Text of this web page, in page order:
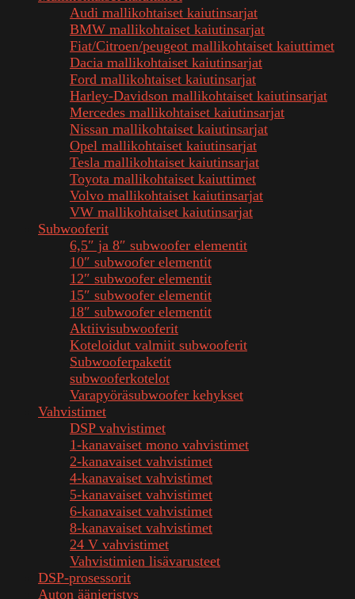
Audi mallikohtaiset kaiutinsarjat
BMW mallikohtaiset kaiutinsarjat
Fiat/Citroen/peugeot mallikohtaiset kaiuttimet
Dacia mallikohtaiset kaiutinsarjat
Ford mallikohtaiset kaiutinsarjat
Harley-Davidson mallikohtaiset kaiutinsarjat
Mercedes mallikohtaiset kaiutinsarjat
Nissan mallikohtaiset kaiutinsarjat
Opel mallikohtaiset kaiutinsarjat
Tesla mallikohtaiset kaiutinsarjat
Toyota mallikohtaiset kaiuttimet
Volvo mallikohtaiset kaiutinsarjat
VW mallikohtaiset kaiutinsarjat
Subwooferit
6,5″ ja 8″ subwoofer elementit
10″ subwoofer elementit
12″ subwoofer elementit
15″ subwoofer elementit
18″ subwoofer elementit
Aktiivisubwooferit
Koteloidut valmiit subwooferit
Subwooferpaketit
subwooferkotelot
Varapyöräsubwoofer kehykset
Vahvistimet
DSP vahvistimet
1-kanavaiset mono vahvistimet
2-kanavaiset vahvistimet
4-kanavaiset vahvistimet
5-kanavaiset vahvistimet
6-kanavaiset vahvistimet
8-kanavaiset vahvistimet
24 V vahvistimet
Vahvistimien lisävarusteet
DSP-prosessorit
Auton äänieristys